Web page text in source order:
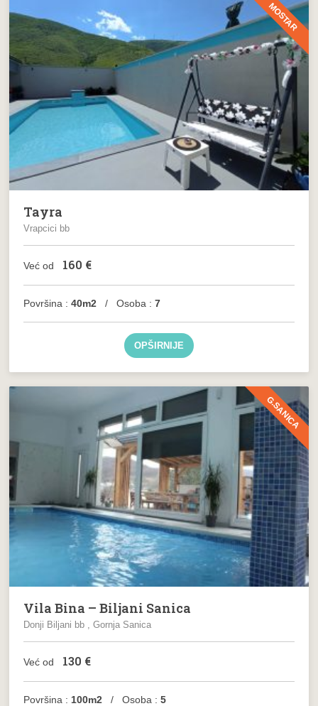
MOSTAR
Tayra
Vrapcici bb
Već od 160 €
Površina :40m2 / Osoba :7
OPŠIRNIJE
G.SANICA
Vila Bina – Biljani Sanica
Donji Biljani bb , Gornja Sanica
Već od 130 €
Površina : 100m2 / Osoba :5